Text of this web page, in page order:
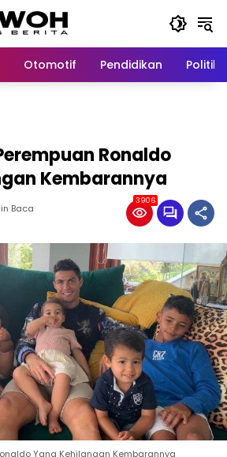
Otomotif Pendidikan Politik
Ronaldo
Kembarannya
Baca
3906
Yang Kehilangan Kembarannya